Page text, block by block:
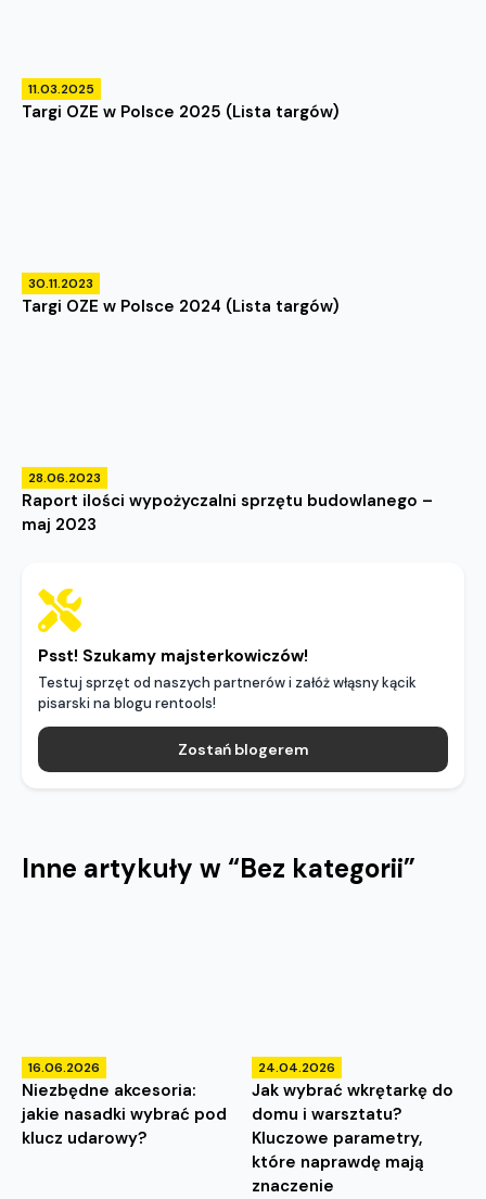
11.03.2025
Targi OZE w Polsce 2025 (Lista targów)
30.11.2023
Targi OZE w Polsce 2024 (Lista targów)
28.06.2023
Raport ilości wypożyczalni sprzętu budowlanego –
maj 2023
Psst! Szukamy majsterkowiczów!
Testuj sprzęt od naszych partnerów i załóż włąsny kącik
pisarski na blogu rentools!
Zostań blogerem
Inne artykuły w “Bez kategorii”
16.06.2026
Niezbędne akcesoria:
jakie nasadki wybrać pod
klucz udarowy?
24.04.2026
Jak wybrać wkrętarkę do
domu i warsztatu?
Kluczowe parametry,
które naprawdę mają
znaczenie